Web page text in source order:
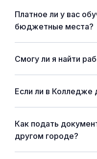
Платное ли у вас
бюджетные места?
Смогу ли я найти
Если ли в Колледже
Как подать
другом городе?